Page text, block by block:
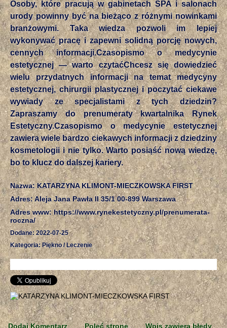
Osoby, które pracują w gabinetach SPA i salonach
urody powinny być na bieżąco z różnymi nowinkami
branżowymi. Taka wiedza pozwoli im lepiej
wykonywać pracę i zapewni solidną porcję nowych,
cennych informacji.Czasopismo o medycynie
estetycznej — warto czytaćChcesz się dowiedzieć
wielu przydatnych informacji na temat medycyny
estetycznej, chirurgii plastycznej i poczytać ciekawe
wywiady ze specjalistami z tych dziedzin?
Zapraszamy do prenumeraty kwartalnika Rynek
Estetyczny.Czasopismo o medycynie estetycznej
zawiera wiele bardzo ciekawych informacji z dziedziny
kosmetologii i nie tylko. Warto posiąść nową wiedzę,
bo to klucz do dalszej kariery.
Nazwa: KATARZYNA KLIMONT-MIECZKOWSKA FIRST
Adres: Aleja Jana Pawła II 35/1 00-899 Warszawa
Adres www: https://www.rynekestetyczny.pl/prenumerata-
roczna/
Dodane: 2022-07-25
Kategoria: Piękno / Leczenie
Dodaj Komentarz Poleć stronę Wpis zawiera błędy